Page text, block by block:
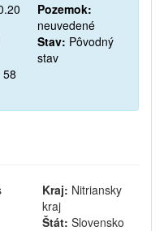
Pozemok:
neuvedené
Stav:
stav
Kraj:
kraj
Štát: Slovensko